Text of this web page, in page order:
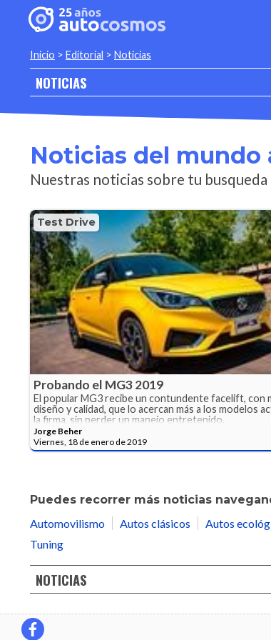
Inicio > Editorial > Noticias
NOTICIAS
Noticias del mundo
Nuestras noticias sobre tu
Test Drive
Probando el MG3 2019
El popular MG3 recibe un contundente facelift, con
diseño y calidad, que lo acercan más a los modelos
la firma, sin perder un manejo entretenido.
Jorge Beher
Viernes, 18 de enero de 2019
Puedes recorrer más noticias
Automovilismo
Autos clásicos Autos
Tuning
NOTICIAS